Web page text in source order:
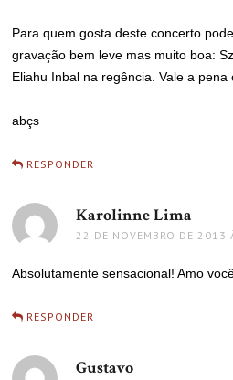
Para quem gosta deste concerto
gravação bem leve mas muito boa:
Eliahu Inbal na regência. Vale a pena
abçs
RESPONDER
Karolinne Lima
22 DE NOVEMBRO DE 2013
Absolutamente sensacional! Amo
RESPONDER
Gustavo